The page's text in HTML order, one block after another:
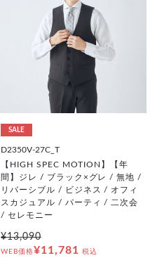
SALE
D2350V-27C_T
【HIGH SPEC MOTION】【年
間】ジレ / ブラック×グレ / 無地 /
リバーシブル / ビジネス / オフィ
スカジュアル / パーティ / 二次会
/ セレモニー
¥13,090
WEB価格¥11,781 税込